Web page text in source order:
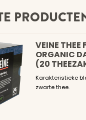
VEINE THEE
ORGANIC
(20
Karakteristieke
zwarte thee.